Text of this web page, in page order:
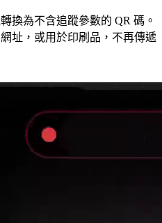
換為不含追蹤參數的 QR 碼。
址，或用於印刷品，不再傳遞